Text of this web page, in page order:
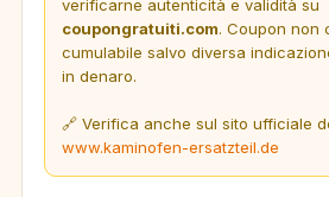
verificarne autenticità e validità su
coupongratuiti.com. Coupon non
cumulabile salvo diversa
in denaro.
🔗 Verifica anche sul sito ufficiale
www.kaminofen-ersatzteil.de